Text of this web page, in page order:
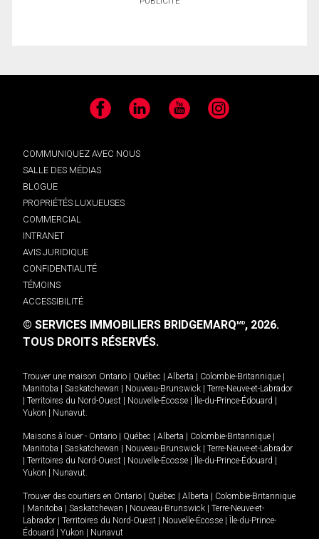
Facebook LinkedIn YouTube Instagram
COMMUNIQUEZ AVEC NOUS
SALLE DES MÉDIAS
BLOGUE
PROPRIÉTÉS LUXUEUSES
COMMERCIAL
INTRANET
AVIS JURIDIQUE
CONFIDENTIALITÉ
TÉMOINS
ACCESSIBILITÉ
© SERVICES IMMOBILIERS BRIDGEMARQMD, 2026.
TOUS DROITS RÉSERVÉS.
Trouver une maison Ontario Québec Alberta Colombie-Britannique
Manitoba
Saskatchewan Nouveau-Brunswick
Terre-Neuve-et-Labrador
Territoires du Nord-Ouest Nouvelle-Écosse Île-du-Prince-Édouard
Yukon
Nunavut.
Maisons à louer - Ontario Québec Alberta Colombie-Britannique
Manitoba
Saskatchewan Nouveau-Brunswick
Terre-Neuve-et-Labrador
Territoires du Nord-Ouest Nouvelle-Écosse Île-du-Prince-Édouard
Yukon
Nunavut.
Trouver des courtiers en Ontario Québec Alberta
Colombie-Britannique
Manitoba Saskatchewan Nouveau-Brunswick
Terre-Neuve-et-
Labrador
Territoires du Nord-Ouest Nouvelle-Écosse
Île-du-Prince-
Édouard
Yukon Nunavut